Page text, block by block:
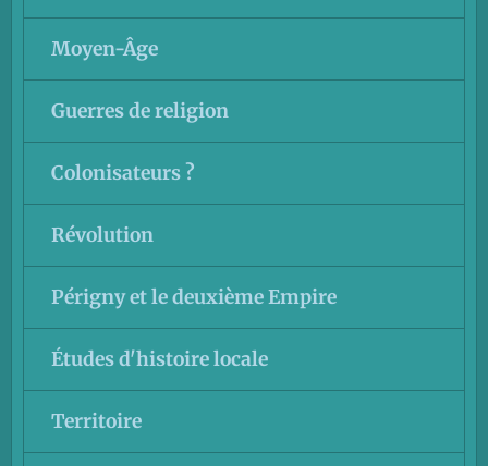
Moyen-Âge
Guerres de religion
Colonisateurs ?
Révolution
Périgny et le deuxième Empire
Études d'histoire locale
Territoire